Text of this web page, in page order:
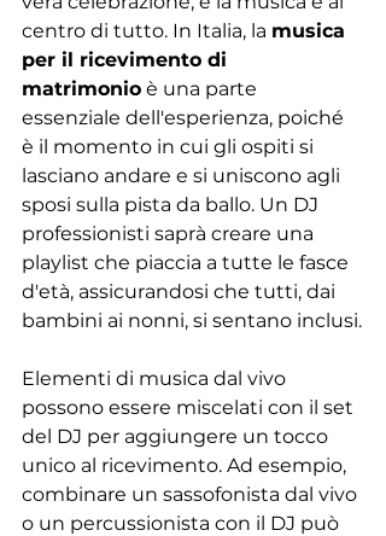
centro di tutto. In Italia, la musica
per il ricevimento di
matrimonio è una parte
essenziale dell'esperienza, poiché
è il momento in cui gli ospiti si
lasciano andare e si uniscono agli
sposi sulla pista da ballo. Un DJ
professionisti saprà creare una
playlist che piaccia a tutte le fasce
d'età, assicurandosi che tutti, dai
bambini ai nonni, si sentano inclusi.
Elementi di musica dal vivo
possono essere miscelati con il set
del DJ per aggiungere un tocco
unico al ricevimento. Ad esempio,
combinare un sassofonista dal vivo
o un percussionista con il DJ può